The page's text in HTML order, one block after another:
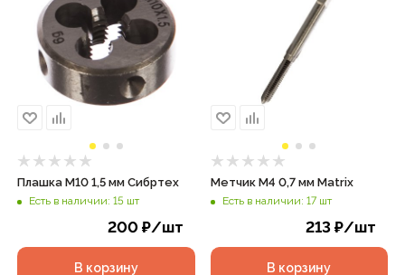
Плашка М10 1,5 мм Сибртех
Есть в наличии: 15 шт
200₽/шт
В корзину
Метчик М4 0,7 мм Matrix
Есть в наличии: 17 шт
213 ₽/шт
В корзину